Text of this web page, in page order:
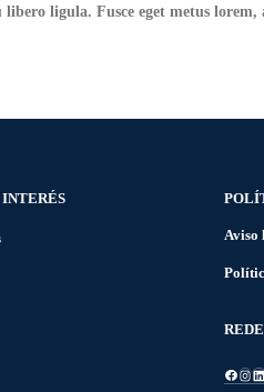
ligula. Fusce eget metus
Aviso